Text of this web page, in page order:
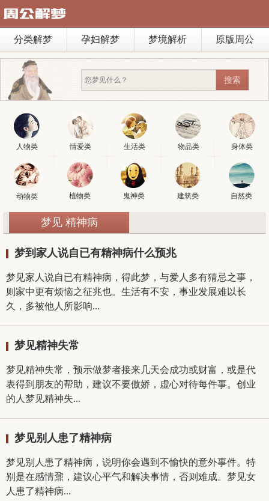
分类解梦 孕妇解梦 梦境解析 原版周公
人物类 情爱类 生活类 物品类 身体类
动物类 植物类 鬼神类 建筑类 自然类
梦见 精神病
梦到家人说自已有精神病什么预兆
梦见家人说自已有精神病，得此梦，与爱人多有猜忌之事，
则家中更有烦恼之征兆也。生活有不安，事业发展难以长
久，多被他人所影响...
梦见精神失常
梦见精神失常，预示做梦者接来几天会成功或财富，或是代
表得到朋友的帮助，建议不要傲娇，虚心对待每件事。创业
的人梦见精神失...
梦见别人患了精神病
梦见别人患了精神病，说明你会遇到不愉快的意外事件。特
别是在感情鼐，建议心平气和解决事情，否则难成。梦见女
人患了精神病...